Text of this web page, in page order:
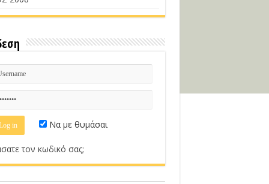
Να με θυμάσαι
τον κωδικό σας;